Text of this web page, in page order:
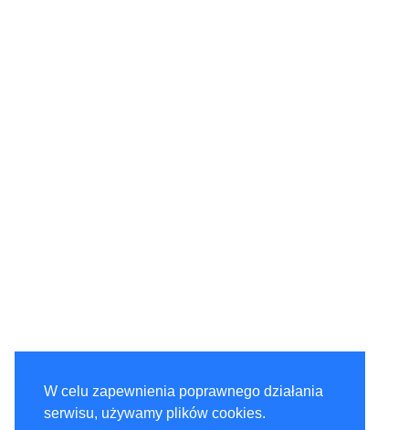
W celu zapewnienia poprawnego działania
serwisu, używamy plików cookies.